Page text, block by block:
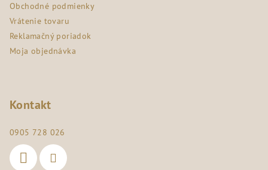
Obchodné podmienky
Vrátenie tovaru
Reklamačný poriadok
Moja objednávka
Kontakt
0905 728 026